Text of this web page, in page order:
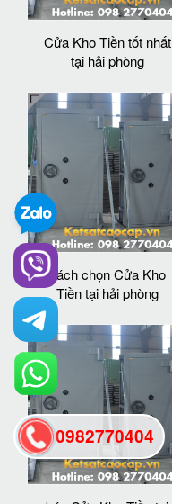
Cửa Kho Tiền tốt nhất
tại hải phòng
cách chọn Cửa Kho
Tiền tại hải phòng
0982770404